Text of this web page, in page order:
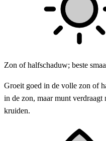
Zon of halfschaduw; beste
Groeit goed in de volle zon of
in de zon, maar munt verdraagt
kruiden.